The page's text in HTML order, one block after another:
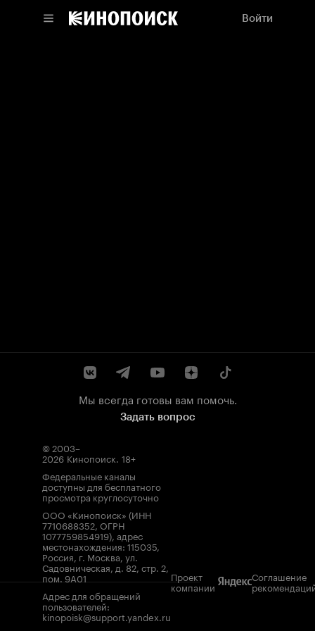
Войти
Мы всегда готовы вам помочь.
Задать вопрос
© 2003–
2026 Кинопоиск. 18+
Федеральные каналы
доступны для бесплатного
просмотра круглосуточно
ООО «Кинопоиск» (ИНН
7710688352, ОГРН
1077759854919), адрес
местонахождения: 115035,
Россия, г. Москва, ул.
Садовническая, д. 82, стр. 2,
пом. 9А01
Адрес для обращений
пользователей:
kinopoisk@support.yandex.ru
Проект
компании
Соглашение